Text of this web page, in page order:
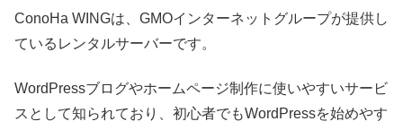
ConoHa WINGは、GMOインターネットグループが提供し
ているレンタルサーバーです。
WordPressブログやホームページ制作に使いやすいサービ
スとして知られており、初心者でもWordPressを始めやす